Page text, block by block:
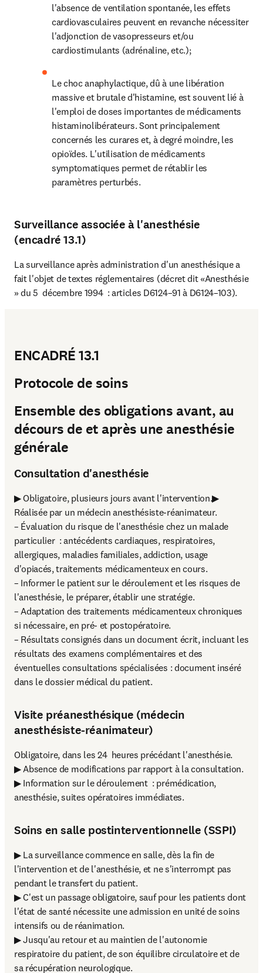
l'absence de ventilation spontanée, les effets
cardiovasculaires peuvent en revanche nécessiter
l'adjonction de vasopresseurs et/ou
cardiostimulants (adrénaline, etc.);
Le choc anaphylactique, dû à une libération
massive et brutale d'histamine, est souvent lié à
l'emploi de doses importantes de médicaments
histaminolibérateurs. Sont principalement
concernés les curares et, à degré moindre, les
opioïdes. L'utilisation de médicaments
symptomatiques permet de rétablir les
paramètres perturbés.
Surveillance associée à l'anesthésie
(encadré 13.1)
La surveillance après administration d'un anesthésique a
fait l'objet de textes réglementaires (décret dit «Anesthésie
» du 5  décembre 1994  : articles D6124–91 à D6124–103).
ENCADRÉ 13.1
Protocole de soins
Ensemble des obligations avant, au
décours de et après une anesthésie
générale
Consultation d'anesthésie
▶ Obligatoire, plusieurs jours avant l'intervention.▶
Réalisée par un médecin anesthésiste-réanimateur.
– Évaluation du risque de l'anesthésie chez un malade
particulier  : antécédents cardiaques, respiratoires,
allergiques, maladies familiales, addiction, usage
d'opiacés, traitements médicamenteux en cours.
– Informer le patient sur le déroulement et les risques de
l'anesthésie, le préparer, établir une stratégie.
– Adaptation des traitements médicamenteux chroniques
si nécessaire, en pré- et postopératoire.
– Résultats consignés dans un document écrit, incluant les
résultats des examens complémentaires et des
éventuelles consultations spécialisées : document inséré
dans le dossier médical du patient.
Visite préanesthésique (médecin
anesthésiste-réanimateur)
Obligatoire, dans les 24  heures précédant l'anesthésie.
▶ Absence de modifications par rapport à la consultation.
▶ Information sur le déroulement  : prémédication,
anesthésie, suites opératoires immédiates.
Soins en salle postinterventionnelle (SSPI)
▶ La surveillance commence en salle, dès la fin de
l'intervention et de l'anesthésie, et ne s'interrompt pas
pendant le transfert du patient.
▶ C'est un passage obligatoire, sauf pour les patients dont
l'état de santé nécessite une admission en unité de soins
intensifs ou de réanimation.
▶ Jusqu'au retour et au maintien de l'autonomie
respiratoire du patient, de son équilibre circulatoire et de
sa récupération neurologique.